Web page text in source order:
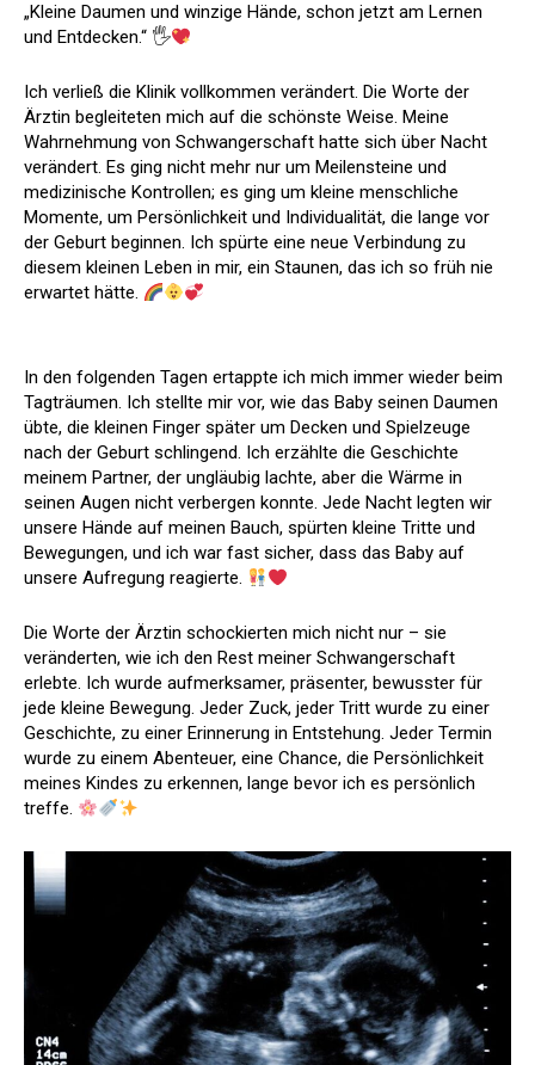
„Kleine Daumen und winzige Hände, schon jetzt am Lernen
und Entdecken.“ 🖐
Ich verließ die Klinik vollkommen verändert. Die Worte der
Ärztin begleiteten mich auf die schönste Weise. Meine
Wahrnehmung von Schwangerschaft hatte sich über Nacht
verändert. Es ging nicht mehr nur um Meilensteine und
medizinische Kontrollen; es ging um kleine menschliche
Momente, um Persönlichkeit und Individualität, die lange vor
der Geburt beginnen. Ich spürte eine neue Verbindung zu
diesem kleinen Leben in mir, ein Staunen, das ich so früh nie
erwartet hätte.
In den folgenden Tagen ertappte ich mich immer wieder beim
Tagträumen. Ich stellte mir vor, wie das Baby seinen Daumen
übte, die kleinen Finger später um Decken und Spielzeuge
nach der Geburt schlingend. Ich erzählte die Geschichte
meinem Partner, der ungläubig lachte, aber die Wärme in
seinen Augen nicht verbergen konnte. Jede Nacht legten wir
unsere Hände auf meinen Bauch, spürten kleine Tritte und
Bewegungen, und ich war fast sicher, dass das Baby auf
unsere Aufregung reagierte.
Die Worte der Ärztin schockierten mich nicht nur – sie
veränderten, wie ich den Rest meiner Schwangerschaft
erlebte. Ich wurde aufmerksamer, präsenter, bewusster für
jede kleine Bewegung. Jeder Zuck, jeder Tritt wurde zu einer
Geschichte, zu einer Erinnerung in Entstehung. Jeder Termin
wurde zu einem Abenteuer, eine Chance, die Persönlichkeit
meines Kindes zu erkennen, lange bevor ich es persönlich
treffe.